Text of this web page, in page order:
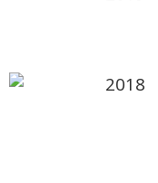
2018